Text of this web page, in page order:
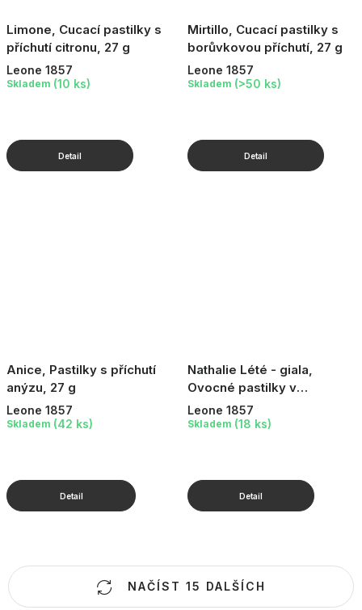
Limone, Cucací pastilky s
příchutí citronu, 27 g
Leone 1857
Skladem (10 ks)
Mirtillo, Cucací pastilky s
borůvkovou příchutí, 27 g
Leone 1857
Skladem (>50 ks)
Anice, Pastilky s příchutí
anýzu, 27 g
Leone 1857
Skladem (42 ks)
Nathalie Lété - giala,
Ovocné pastilky v
designové plechové dóze,
30 g
Leone 1857
Skladem (18 ks)
O
v
NAČÍST 15 DALŠÍCH